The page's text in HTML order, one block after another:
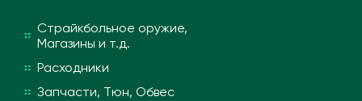
Страйкбольное оружие,
Магазины и т.д.
Расходники
Запчасти, Тюн, Обвес